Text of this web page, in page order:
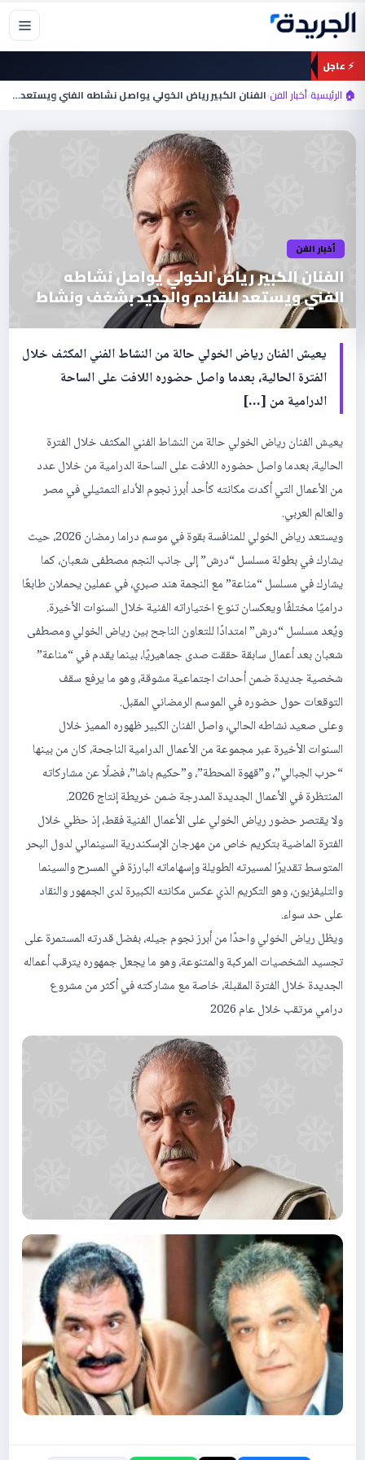
تخطي
المحتوى
⚡ عاجل
🏠 الرئيسية›أخبار الفن›الفنان الكبير رياض الخولي يواصل نشاطه الفني ويستعد…
أخبار الفن
الفنان الكبير رياض الخولي يواصل نشاطه
الفني ويستعد للقادم والجديد بشغف ونشاط
يعيش الفنان رياض الخولي حالة من النشاط الفني المكثف خلال
الفترة الحالية، بعدما واصل حضوره اللافت على الساحة
الدرامية من […]
يعيش الفنان رياض الخولي حالة من النشاط الفني المكثف خلال الفترة
الحالية، بعدما واصل حضوره اللافت على الساحة الدرامية من خلال عدد
من الأعمال التي أكدت مكانته كأحد أبرز نجوم الأداء التمثيلي في مصر
والعالم العربي.
ويستعد رياض الخولي للمنافسة بقوة في موسم دراما رمضان 2026، حيث
يشارك في بطولة مسلسل “درش” إلى جانب النجم مصطفى شعبان، كما
يشارك في مسلسل “مناعة” مع النجمة هند صبري، في عملين يحملان طابعًا
دراميًا مختلفًا ويعكسان تنوع اختياراته الفنية خلال السنوات الأخيرة.
ويُعد مسلسل “درش” امتدادًا للتعاون الناجح بين رياض الخولي ومصطفى
شعبان بعد أعمال سابقة حققت صدى جماهيريًا، بينما يقدم في “مناعة”
شخصية جديدة ضمن أحداث اجتماعية مشوقة، وهو ما يرفع سقف
التوقعات حول حضوره في الموسم الرمضاني المقبل.
وعلى صعيد نشاطه الحالي، واصل الفنان الكبير ظهوره المميز خلال
السنوات الأخيرة عبر مجموعة من الأعمال الدرامية الناجحة، كان من بينها
“حرب الجبالي”، و”قهوة المحطة”، و”حكيم باشا”، فضلًا عن مشاركاته
المنتظرة في الأعمال الجديدة المدرجة ضمن خريطة إنتاج 2026.
ولا يقتصر حضور رياض الخولي على الأعمال الفنية فقط، إذ حظي خلال
الفترة الماضية بتكريم خاص من مهرجان الإسكندرية السينمائي لدول البحر
المتوسط تقديرًا لمسيرته الطويلة وإسهاماته البارزة في المسرح والسينما
والتليفزيون، وهو التكريم الذي عكس مكانته الكبيرة لدى الجمهور والنقاد
على حد سواء.
ويظل رياض الخولي واحدًا من أبرز نجوم جيله، بفضل قدرته المستمرة على
تجسيد الشخصيات المركبة والمتنوعة، وهو ما يجعل جمهوره يترقب أعماله
الجديدة خلال الفترة المقبلة، خاصة مع مشاركته في أكثر من مشروع
درامي مرتقب خلال عام 2026